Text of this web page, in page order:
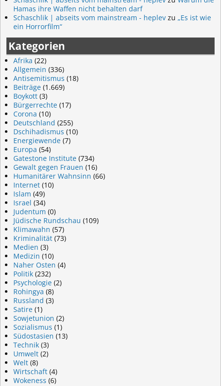
Hamas ihre Waffen nicht behalten darf
Schaschlik | abseits vom mainstream - heplev zu „Es ist wie
ein Horrorfilm“
Kategorien
Afrika (22)
Allgemein (336)
Antisemitismus (18)
Beiträge (1.669)
Boykott (3)
Bürgerrechte (17)
Corona (10)
Deutschland (255)
Dschihadismus (10)
Energiewende (7)
Europa (54)
Gatestone Institute (734)
Gewalt gegen Frauen (16)
Humanitärer Wahnsinn (66)
Internet (10)
Islam (49)
Israel (34)
Judentum (0)
Jüdische Rundschau (109)
Klimawahn (57)
Kriminalität (73)
Medien (3)
Medizin (10)
Naher Osten (4)
Politik (232)
Psychologie (2)
Rohingya (8)
Russland (3)
Satire (1)
Sowjetunion (2)
Sozialismus (1)
Südostasien (13)
Technik (3)
Umwelt (2)
Welt (8)
Wirtschaft (4)
Wokeness (6)